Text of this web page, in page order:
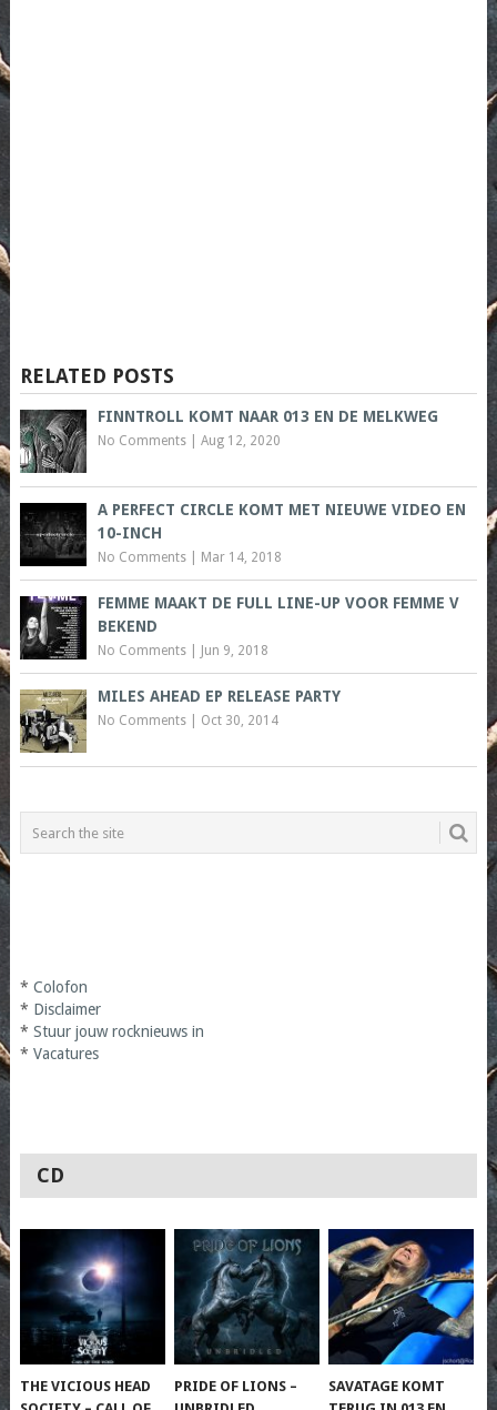
RELATED POSTS
FINNTROLL KOMT NAAR 013 EN DE MELKWEG
No Comments| Aug 12, 2020
A PERFECT CIRCLE KOMT MET NIEUWE VIDEO EN
10-INCH
No Comments| Mar 14, 2018
FEMME MAAKT DE FULL LINE-UP VOOR FEMME V
BEKEND
No Comments| Jun 9, 2018
MILES AHEAD EP RELEASE PARTY
No Comments| Oct 30, 2014
* Colofon
* Disclaimer
* Stuur jouw rocknieuws in
* Vacatures
CD
THE VICIOUS HEAD
PRIDE OF LIONS –
SAVATAGE KOMT